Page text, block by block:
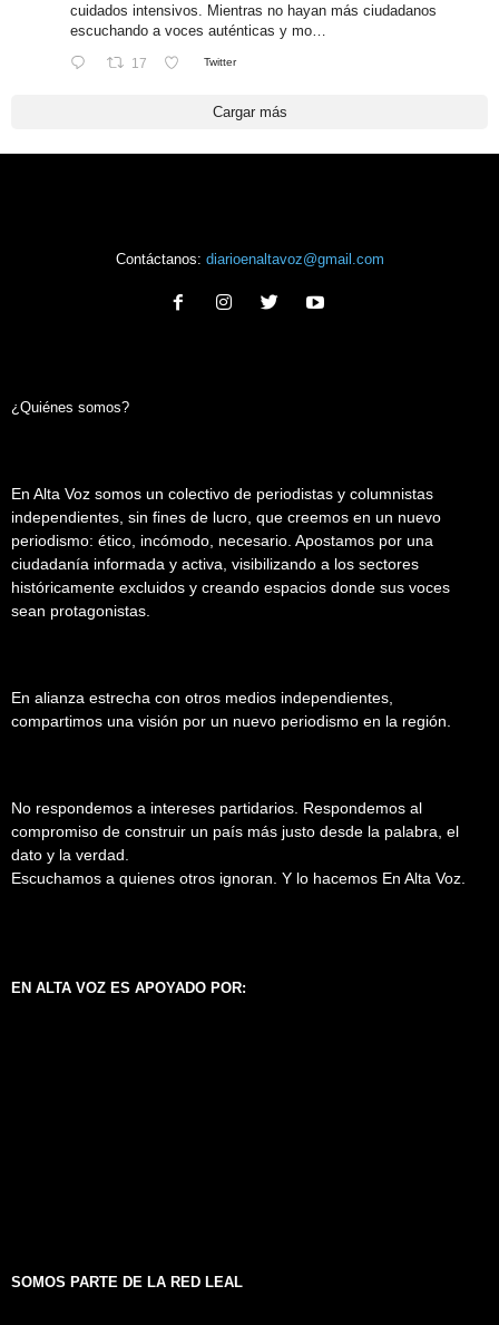
cuidados intensivos. Mientras no hayan más ciudadanos
escuchando a voces auténticas y mo…
17 Twitter
Cargar más
Contáctanos: diarioenaltavoz@gmail.com
¿Quiénes somos?
En Alta Voz somos un colectivo de periodistas y columnistas
independientes, sin fines de lucro, que creemos en un nuevo
periodismo: ético, incómodo, necesario. Apostamos por una
ciudadanía informada y activa, visibilizando a los sectores
históricamente excluidos y creando espacios donde sus voces
sean protagonistas.
En alianza estrecha con otros medios independientes,
compartimos una visión por un nuevo periodismo en la región.
No respondemos a intereses partidarios. Respondemos al
compromiso de construir un país más justo desde la palabra, el
dato y la verdad.
Escuchamos a quienes otros ignoran. Y lo hacemos En Alta Voz.
EN ALTA VOZ ES APOYADO POR:
SOMOS PARTE DE LA RED LEAL